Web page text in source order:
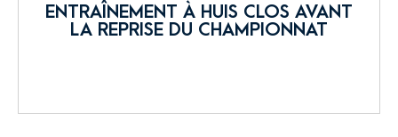
ENTRAÎNEMENT À HUIS CLOS AVANT
LA REPRISE DU CHAMPIONNAT